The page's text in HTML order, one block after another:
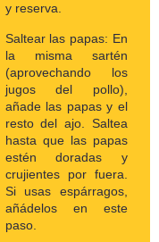
y reserva.
Saltear las papas: En
la misma sartén
(aprovechando los
jugos del pollo),
añade las papas y el
resto del ajo. Saltea
hasta que las papas
estén doradas y
crujientes por fuera.
Si usas espárragos,
añádelos en este
paso.